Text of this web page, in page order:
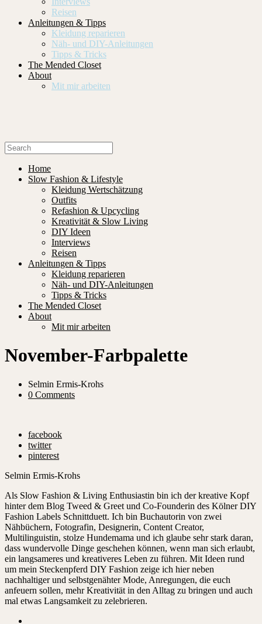
Reisen
Anleitungen & Tipps
Kleidung reparieren
Näh- und DIY-Anleitungen
Tipps & Tricks
The Mended Closet
About
Mit mir arbeiten
Home
Slow Fashion & Lifestyle
Kleidung Wertschätzung
Outfits
Refashion & Upcycling
Kreativität & Slow Living
DIY Ideen
Interviews
Reisen
Anleitungen & Tipps
Kleidung reparieren
Näh- und DIY-Anleitungen
Tipps & Tricks
The Mended Closet
About
Mit mir arbeiten
November-Farbpalette
Selmin Ermis-Krohs
0 Comments
facebook
twitter
pinterest
Selmin Ermis-Krohs
Als Slow Fashion & Living Enthusiastin bin ich der kreative Kopf
hinter dem Blog Tweed & Greet und Co-Founderin des Kölner DIY
Fashion Labels Schnittduett. Ich bin Buchautorin von zwei
Nähbüchern, Fotografin, Designerin, Content Creator,
Multilinguistin, stolze Hundemama und ich glaube sehr stark daran,
dass wundervolle Dinge geschehen können, wenn man sich erlaubt,
ein langsameres und kreativeres Leben zu führen. Mit Ideen rund
um mein Steckenpferd DIY Fashion zeige ich hier neben
nachhaltiger und selbstgenähter Mode, Anregungen, die euch
anfeuern sollen, mehr Kreativität in den Alltag zu bringen und auch
mal etwas Langsamkeit zu zelebrieren.